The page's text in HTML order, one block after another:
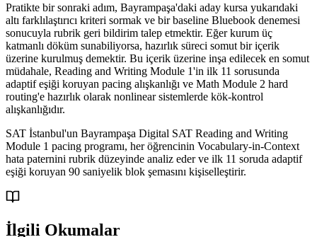
Pratikte bir sonraki adım, Bayrampaşa'daki aday kursa yukarıdaki
altı farklılaştırıcı kriteri sormak ve bir baseline Bluebook denemesi
sonucuyla rubrik geri bildirim talep etmektir. Eğer kurum üç
katmanlı döküm sunabiliyorsa, hazırlık süreci somut bir içerik
üzerine kurulmuş demektir. Bu içerik üzerine inşa edilecek en somut
müdahale, Reading and Writing Module 1'in ilk 11 sorusunda
adaptif eşiği koruyan pacing alışkanlığı ve Math Module 2 hard
routing'e hazırlık olarak nonlinear sistemlerde kök-kontrol
alışkanlığıdır.
SAT İstanbul'un Bayrampaşa Digital SAT Reading and Writing
Module 1 pacing programı, her öğrencinin Vocabulary-in-Context
hata paternini rubrik düzeyinde analiz eder ve ilk 11 soruda adaptif
eşiği koruyan 90 saniyelik blok şemasını kişiselleştirir.
İlgili Okumalar